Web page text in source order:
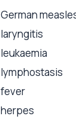
German
laryngitis
leukaemia
lymphostasis
fever
herpes